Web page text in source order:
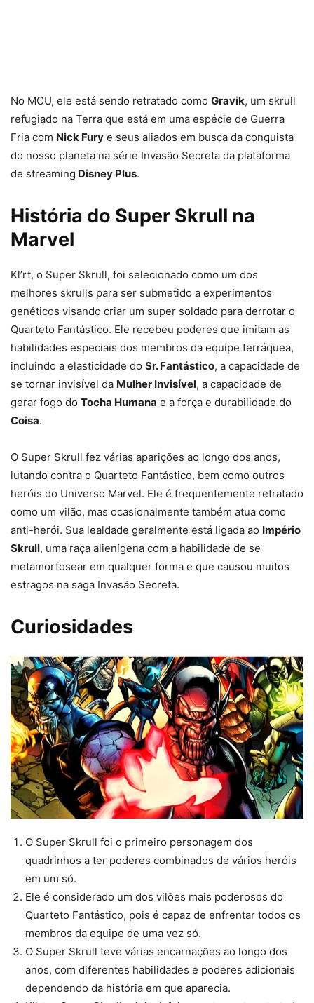
No MCU, ele está sendo retratado como Gravik, um skrull
refugiado na Terra que está em uma espécie de Guerra
Fria com Nick Fury e seus aliados em busca da conquista
do nosso planeta na série Invasão Secreta da plataforma
de streaming Disney Plus.
História do Super Skrull na
Marvel
Kl’rt, o Super Skrull, foi selecionado como um dos
melhores skrulls para ser submetido a experimentos
genéticos visando criar um super soldado para derrotar o
Quarteto Fantástico. Ele recebeu poderes que imitam as
habilidades especiais dos membros da equipe terráquea,
incluindo a elasticidade do Sr. Fantástico, a capacidade de
se tornar invisível da Mulher Invisível, a capacidade de
gerar fogo do Tocha Humana e a força e durabilidade do
Coisa.
O Super Skrull fez várias aparições ao longo dos anos,
lutando contra o Quarteto Fantástico, bem como outros
heróis do Universo Marvel. Ele é frequentemente retratado
como um vilão, mas ocasionalmente também atua como
anti-herói. Sua lealdade geralmente está ligada ao Império
Skrull, uma raça alienígena com a habilidade de se
metamorfosear em qualquer forma e que causou muitos
estragos na saga Invasão Secreta.
Curiosidades
O Super Skrull foi o primeiro personagem dos
quadrinhos a ter poderes combinados de vários heróis
em um só.
Ele é considerado um dos vilões mais poderosos do
Quarteto Fantástico, pois é capaz de enfrentar todos os
membros da equipe de uma vez só.
O Super Skrull teve várias encarnações ao longo dos
anos, com diferentes habilidades e poderes adicionais
dependendo da história em que aparecia.